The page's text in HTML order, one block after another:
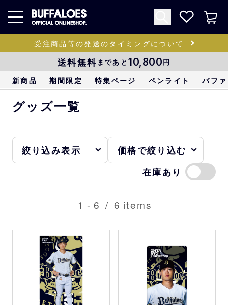
受注商品等の発送のタイミングについて
送料無料 まであと 10,800円
新商品 期間限定 特集ページ ペンライト バフ
グッズ一覧
在庫あり
1 - 6 / 6 items